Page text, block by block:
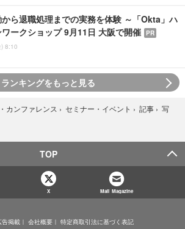
から退職処理までの実務を体験 ～「Okta」ハ
ークショップ 9月11日 大阪で開催 PR
8:10
ランキングをもっと見る
カンファレンス › セミナー・イベント › 記事 › 写
TOP
X Mail Magazine
告掲載 会社概要 特定商取引法に基づく表記